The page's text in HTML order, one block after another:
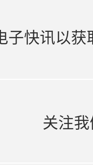
子快讯以获
关注